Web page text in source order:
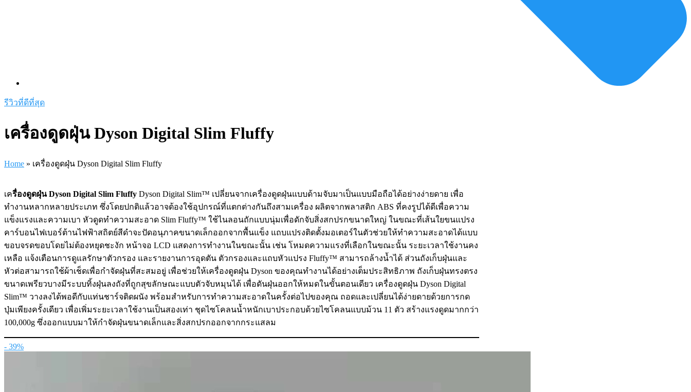
รีวิวที่ดีที่สุด
เครื่องดูดฝุ่น Dyson Digital Slim Fluffy
Home » เครื่องดูดฝุ่น Dyson Digital Slim Fluffy
เครื่องดูดฝุ่น Dyson Digital Slim Fluffy Dyson Digital Slim™ เปลี่ยนจากเครื่องดูดฝุ่นแบบด้ามจับมาเป็นแบบมือถือได้อย่างง่ายดาย เพื่อ
ทำงานหลากหลายประเภท ซึ่งโดยปกติแล้วอาจต้องใช้อุปกรณ์ที่แตกต่างกันถึงสามเครื่อง ผลิตจากพลาสติก ABS ที่คงรูปได้ดีเพื่อความ
แข็งแรงและความเบา หัวดูดทำความสะอาด Slim Fluffy™ ใช้ไนลอนถักแบบนุ่มเพื่อดักจับสิ่งสกปรกขนาดใหญ่ ในขณะที่เส้นใยขนแปรง
คาร์บอนไฟเบอร์ต้านไฟฟ้าสถิตย์สีดำจะปัดอนุภาคขนาดเล็กออกจากพื้นแข็ง แถบแปรงติดตั้งมอเตอร์ในตัวช่วยให้ทำความสะอาดได้แบบ
ขอบจรดขอบโดยไม่ต้องหยุดชะงัก หน้าจอ LCD แสดงการทำงานในขณะนั้น เช่น โหมดความแรงที่เลือกในขณะนั้น ระยะเวลาใช้งานคง
เหลือ แจ้งเตือนการดูแลรักษาตัวกรอง และรายงานการอุดตัน ตัวกรองและแถบหัวแปรง Fluffy™ สามารถล้างน้ำได้ ส่วนถังเก็บฝุ่นและ
หัวต่อสามารถใช้ผ้าเช็ดเพื่อกำจัดฝุ่นที่สะสมอยู่ เพื่อช่วยให้เครื่องดูดฝุ่น Dyson ของคุณทำงานได้อย่างเต็มประสิทธิภาพ ถังเก็บฝุ่นทรงตรง
ขนาดเพรียวบางมีระบบทิ้งฝุ่นลงถังที่ถูกสุขลักษณะแบบตัวจับหมุนได้ เพื่อดันฝุ่นออกให้หมดในขั้นตอนเดียว เครื่องดูดฝุ่น Dyson Digital
Slim™ วางลงได้พอดีกับแท่นชาร์จติดผนัง พร้อมสำหรับการทำความสะอาดในครั้งต่อไปของคุณ ถอดและเปลี่ยนได้ง่ายดายด้วยการกด
ปุ่มเพียงครั้งเดียว เพื่อเพิ่มระยะเวลาใช้งานเป็นสองเท่า ชุดไซโคลนน้ำหนักเบาประกอบด้วยไซโคลนแบบม้วน 11 ตัว สร้างแรงดูดมากกว่า
100,000g ซึ่งออกแบบมาให้กำจัดฝุ่นขนาดเล็กและสิ่งสกปรกออกจากกระแสลม
- 39%